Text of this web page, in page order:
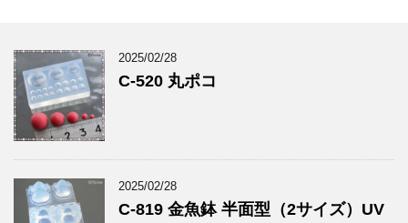
2025/02/28
C-520 丸ポコ
2025/02/28
C-819 金魚鉢 半面型（2サイズ）UV